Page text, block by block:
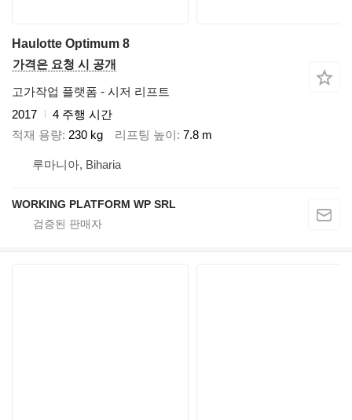
Haulotte Optimum 8
가격은 요청 시 공개
고가작업 플랫폼 - 시저 리프트
2017
4 주행 시간
적재 용량 230 kg 리프팅 높이 7.8 m
루마니아, Biharia
WORKING PLATFORM WP SRL